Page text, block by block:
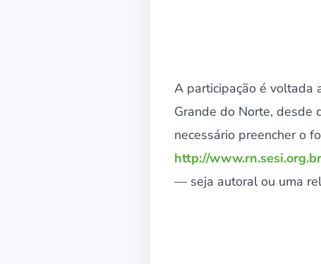
A participação é voltada
Grande do Norte, desde
necessário preencher o
http://
— seja autoral ou uma